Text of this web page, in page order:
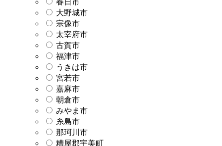
大野城市
宗像市
太宰府市
古賀市
福津市
うきは市
宮若市
嘉麻市
朝倉市
みやま市
糸島市
那珂川市
糟屋郡宇美町